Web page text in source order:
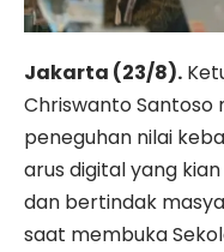
Jakarta (23/8).
Chriswanto
peneguhan nilai
arus digital yang
dan bertindak
saat membuka